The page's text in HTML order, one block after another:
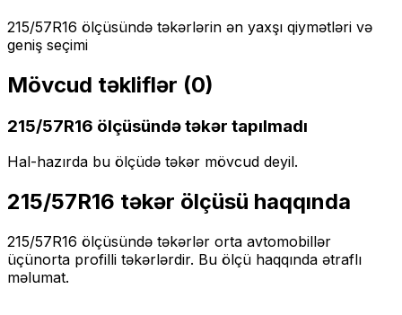
215/57R16 ölçüsündə təkərlərin ən yaxşı qiymətləri və
geniş seçimi
Mövcud təkliflər (0)
215/57R16 ölçüsündə təkər tapılmadı
Hal-hazırda bu ölçüdə təkər mövcud deyil.
215/57R16 təkər ölçüsü haqqında
215/57R16 ölçüsündə təkərlər orta avtomobillər
üçünorta profilli təkərlərdir. Bu ölçü haqqında ətraflı
məlumat.